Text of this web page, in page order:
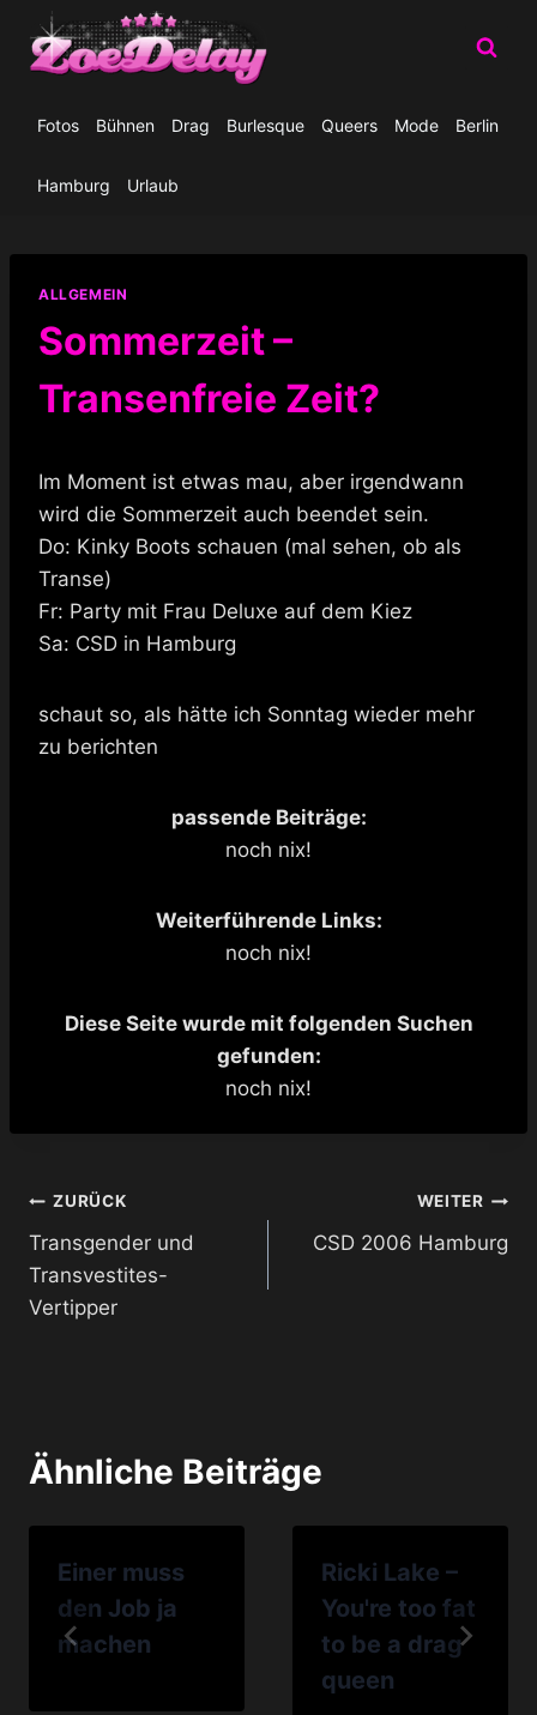
Inhalt
springen
Fotos Bühnen Drag Burlesque Queers Mode Berlin
Hamburg Urlaub
ALLGEMEIN
Sommerzeit –
Transenfreie Zeit?
Im Moment ist etwas mau, aber irgendwann
wird die Sommerzeit auch beendet sein.
Do: Kinky Boots schauen (mal sehen, ob als
Transe)
Fr: Party mit Frau Deluxe auf dem Kiez
Sa: CSD in Hamburg
schaut so, als hätte ich Sonntag wieder mehr
zu berichten
passende Beiträge:
noch nix!
Weiterführende Links:
noch nix!
Diese Seite wurde mit folgenden Suchen
gefunden:
noch nix!
Beitragsnavigation
ZURÜCK
Transgender und
Transvestites-
Vertipper
WEITER
CSD 2006 Hamburg
Ähnliche Beiträge
Einer muss
den Job ja
machen
Ricki Lake –
You're too fat
to be a drag
queen